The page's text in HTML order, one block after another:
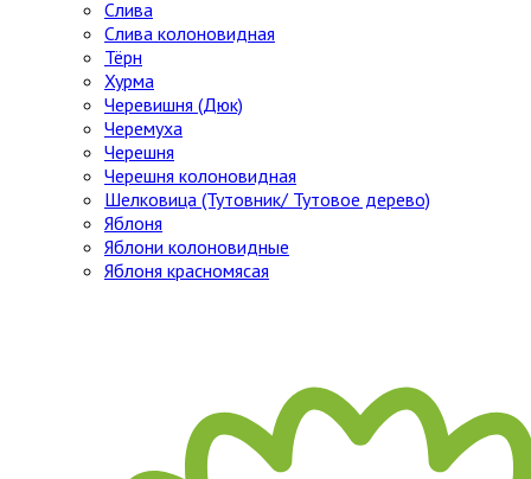
Слива
Слива колоновидная
Тёрн
Хурма
Черевишня (Дюк)
Черемуха
Черешня
Черешня колоновидная
Шелковица (Тутовник/ Тутовое дерево)
Яблоня
Яблони колоновидные
Яблоня красномясая